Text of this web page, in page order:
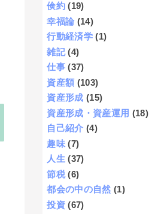
倹約 (19)
幸福論 (14)
行動経済学 (1)
雑記 (4)
仕事 (37)
資産額 (103)
資産形成 (15)
資産形成・資産運用 (18)
自己紹介 (4)
趣味 (7)
人生 (37)
節税 (6)
都会の中の自然 (1)
投資 (67)